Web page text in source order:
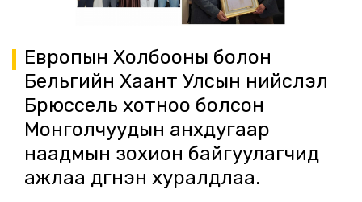
Европын Холбооны болон
Бельгийн Хаант Улсын нийслэл
Брюссель хотноо болсон
Монголчуудын анхдугаар
наадмын зохион байгуулагчид
ажлаа дүгнэн хуралдлаа.